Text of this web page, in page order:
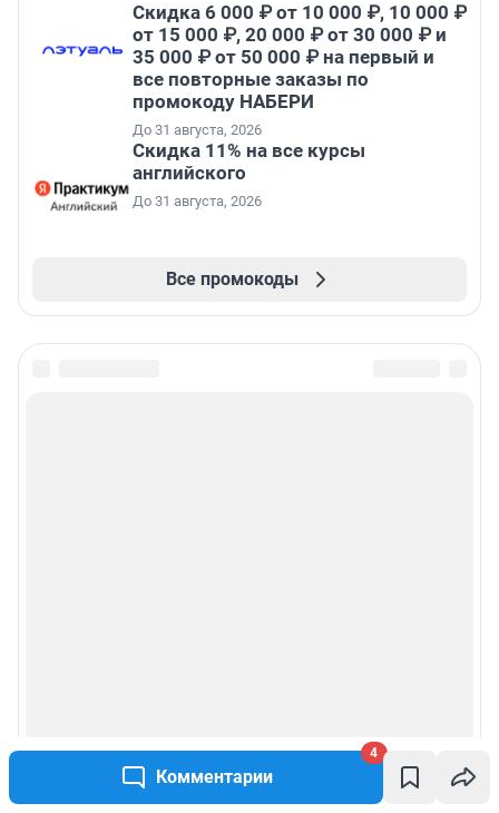
Комментарии
4
Скидка 6 000 ₽ от 10 000 ₽, 10 000 ₽
от 15 000 ₽, 20 000 ₽ от 30 000 ₽ и
35 000 ₽ от 50 000 ₽ на первый и
все повторные заказы по
промокоду НАБЕРИ
До 31 августа, 2026
Скидка 11% на все курсы
английского
До 31 августа, 2026
Все промокоды